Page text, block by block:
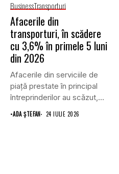
BusinessTransporturi
Afacerile din
transporturi, în scădere
cu 3,6% în primele 5 luni
din 2026
Afacerile din serviciile de
piaţă prestate în principal
întreprinderilor au scăzut,
în...
•ADA ȘTEFAN 24 IULIE 2026